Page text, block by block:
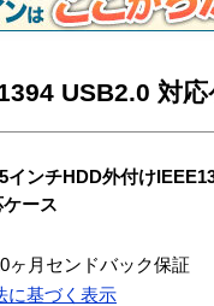
USB2.0 対
インチHDD外付け
ース
ヶ月センドバック保証
に基づく表示